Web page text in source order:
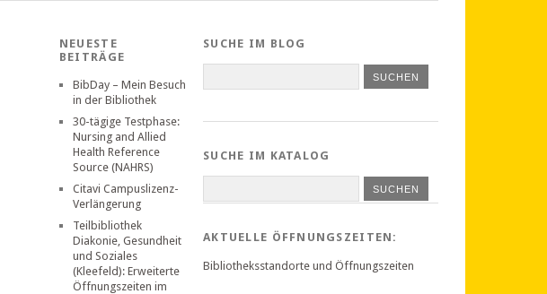
NEUESTE
BEITRÄGE
BibDay – Mein Besuch
in der Bibliothek
30-tägige Testphase:
Nursing and Allied
Health Reference
Source (NAHRS)
Citavi Campuslizenz-
Verlängerung
Teilbibliothek
Diakonie, Gesundheit
und Soziales
(Kleefeld): Erweiterte
Öffnungszeiten im
SUCHE IM BLOG
SUCHE IM KATALOG
SUCHEN
AKTUELLE ÖFFNUNGSZEITEN:
Bibliotheksstandorte und Öffnungszeiten